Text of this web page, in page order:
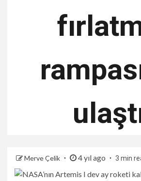
Merve Çelik 4 yıl ago 3 min